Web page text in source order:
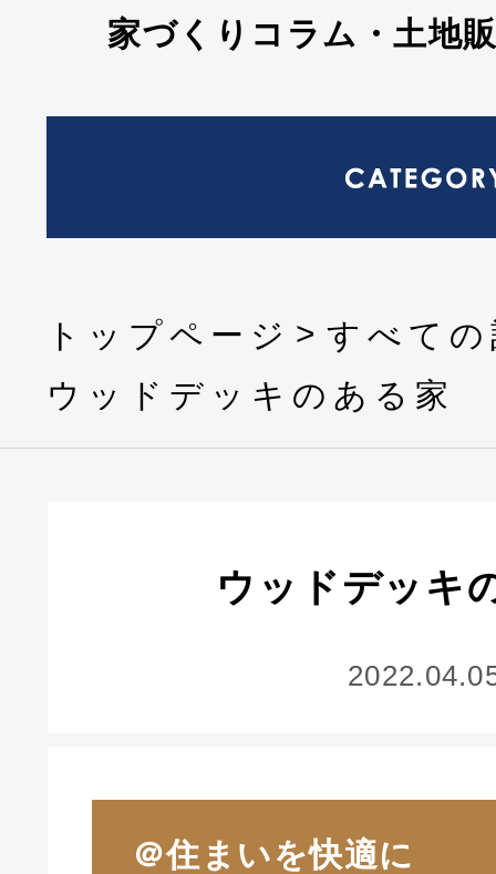
家づくりコラム・土地
トップページ
すべて
ウッドデッキのある家
ウッドデッキ
＠住まいを快適に